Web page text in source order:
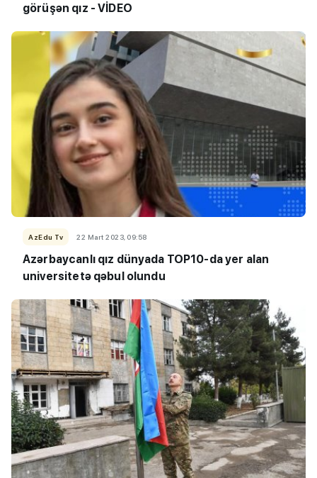
görüşən qız -VİDEO
AzEdu Tv 22 Mart 2023, 09:58
Azərbaycanlı qız dünyada TOP10-da yer alan
universitetə qəbul olundu